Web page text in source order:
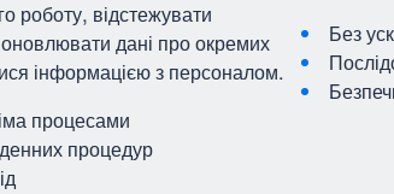
роботу, відстежувати
дані про окремих
інформацією з персоналом.
процесами
процедур
Без